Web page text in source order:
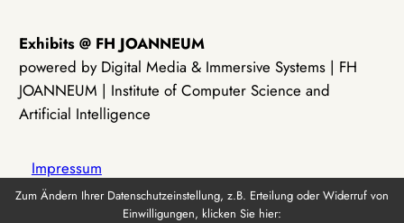
Exhibits @ FH JOANNEUM
powered by Digital Media & Immersive Systems | FH
JOANNEUM | Institute of Computer Science and
Artificial Intelligence
Impressum
Zum Ändern Ihrer Datenschutzeinstellung, z.B. Erteilung oder Widerruf von
Einwilligungen, klicken Sie hier: